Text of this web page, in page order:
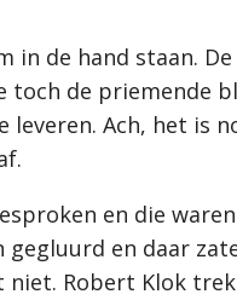
in de hand staan.
toch de priemende
Ach, het is
en die
gegluurd en daar
niet. Robert Klok